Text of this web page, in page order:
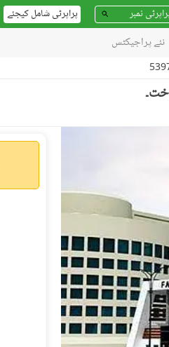
پراپرٹی شامل کیجئے
نئے پراجیکٹس